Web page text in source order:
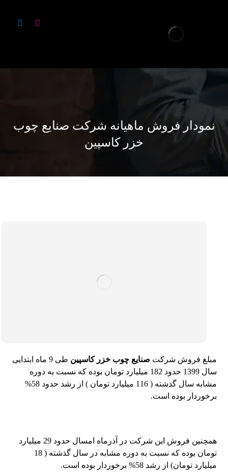
نمودار فروش ماهیانه شرکت صنایع چوب
خزر کاسپین
مبلغ فروش شرکت صنایع چوب خزر کاسپین
طی 9 ماه ابتدایی
سال 1399 حدود 182 میلیارد تومان بوده که نسبت به دوره
مشابه سال گذشته ( 116 میلیارد تومان ) از رشد حدود 58%
برخوردار بوده است.
همچنین فروش این شرکت در آذرماه امسال حدود 29 میلیارد
تومان بوده که نسبت به دوره مشابه در سال گذشته ( 18
میلیارد تومان) از رشد 58% برخوردار بوده است.